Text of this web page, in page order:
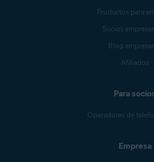
Productos para
Socios
Blog
Afiliados
Para
Operadores de
Empresa